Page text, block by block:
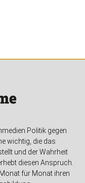
Politik gegen
wichtig, die das
und der Wahrheit
diesen Anspruch.
für Monat ihren